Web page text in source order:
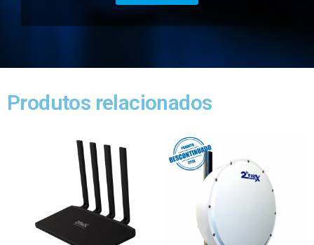
Produtos relacionados